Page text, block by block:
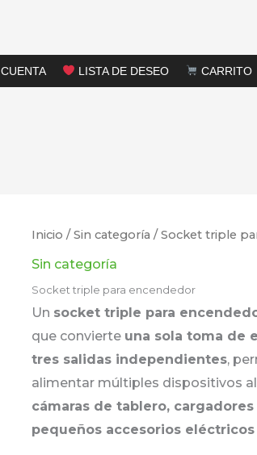
CUENTA LISTA DE DESEO CARRITO
Inicio /Sin categoría / Socket triple
Sin categoría
Socket triple para encendedor
Un socket triple para
que convierte una sola toma de
tres salidas independientes,
alimentar múltiples dispositivos
cámaras de tablero,
pequeños accesorios eléctricos